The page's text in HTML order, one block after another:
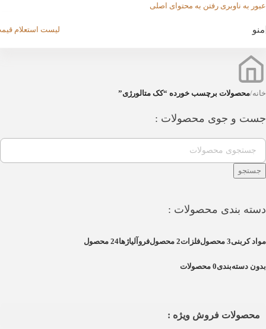
عبور به ناوبری رفتن به محتوای اصلی
منو لیست استعلام
خانه/محصولات برچسب خورده “کک متالورژی”
جست و جوی محصولات :
جستجو
دسته بندی محصولات :
مواد کربنی3 محصول فلزات2 محصول فروآلیاژها24 محصول
بدون دسته‌بندی0 محصولات
محصولات فروش ویژه :